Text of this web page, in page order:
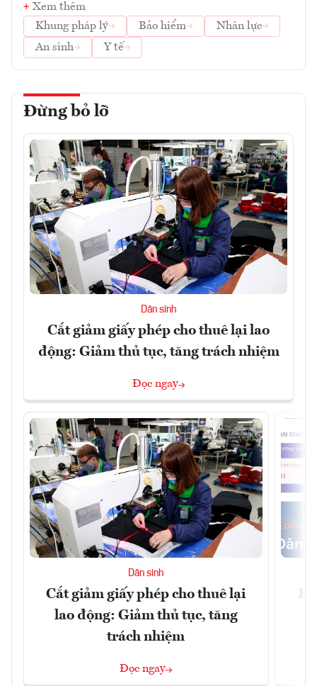
Xem thêm
Khung pháp lý
Bảo hiểm
Nhân lực
An sinh
Y tế
Đừng bỏ lỡ
Dân sinh
Cắt giảm giấy phép cho thuê lại lao
động: Giảm thủ tục, tăng trách nhiệm
Đọc ngay
Dân sinh
Cắt giảm giấy phép cho thuê lại
lao động: Giảm thủ tục, tăng
trách nhiệm
Đọc ngay